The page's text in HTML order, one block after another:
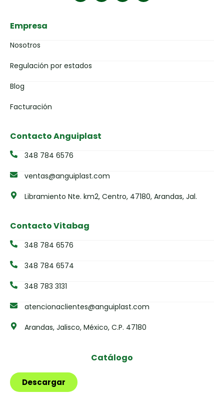
Empresa
Nosotros
Regulación por estados
Blog
Facturación
Contacto Anguiplast
348 784 6576
ventas@anguiplast.com
Libramiento Nte. km2, Centro, 47180, Arandas, Jal.
Contacto Vitabag
348 784 6576
348 784 6574
348 783 3131
atencionaclientes@anguiplast.com
Arandas, Jalisco, México, C.P. 47180
Catálogo
Descargar